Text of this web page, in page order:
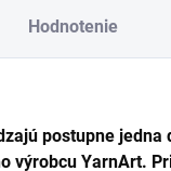
Hodnotenie
postupne jedna
výrobcu YarnArt.